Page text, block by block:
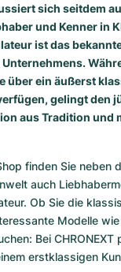
sich seitdem
und Kenner in
ist das
über ein äußerst
gelingt den
aus Tradition und
finden Sie neben
auch
Ob Sie die
Modelle
Bei CHRONEXT
erstklassigen